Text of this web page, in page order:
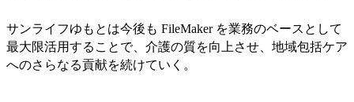
サンライフゆもとは今後も FileMaker を業務のベースとして
最大限活用することで、介護の質を向上させ、地域包括ケア
へのさらなる貢献を続けていく。